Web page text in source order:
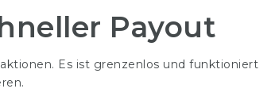
Payout
Es ist grenzenlos und funktioniert